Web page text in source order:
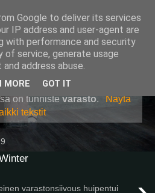
on tunnistevarasto.
Näytä
tekstit
varastonsiivous huipentui
Google to deliver its services
IP address and user-agent are
with performance and security
service, generate usage
address abuse.
MORE GOT IT